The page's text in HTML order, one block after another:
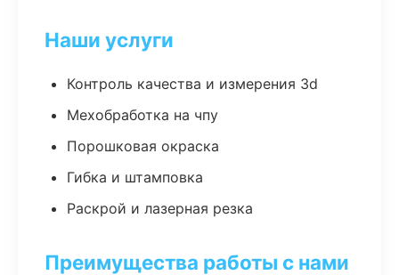
Наши услуги
Контроль качества и измерения 3d
Мехобработка на чпу
Порошковая окраска
Гибка и штамповка
Раскрой и лазерная резка
Преимущества работы с нами